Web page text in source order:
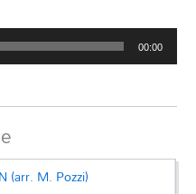
00:00
(arr. M. Pozzi)